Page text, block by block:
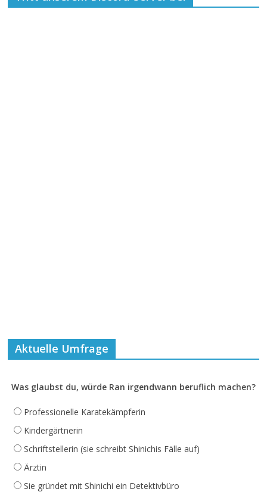
Aktuelle Umfrage
Was glaubst du, würde Ran irgendwann beruflich machen?
Professionelle Karatekämpferin
Kindergärtnerin
Schriftstellerin (sie schreibt Shinichis Fälle auf)
Ärztin
Sie gründet mit Shinichi ein Detektivbüro